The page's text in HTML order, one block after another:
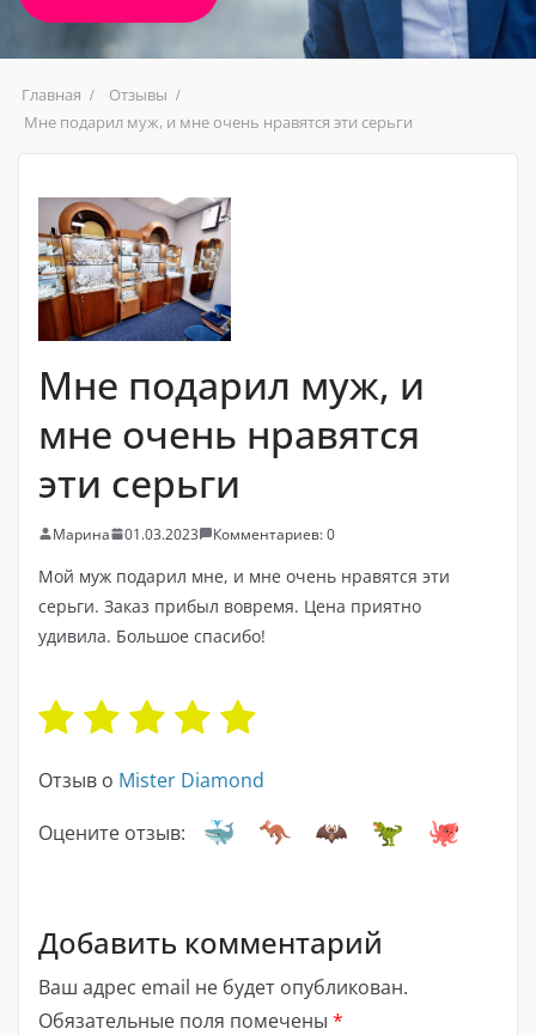
Главная
Отзывы
Мне подарил муж, и мне очень нравятся эти серьги
Мне подарил муж, и
мне очень нравятся
эти серьги
Марина 01.03.2023 Комментариев: 0
Мой муж подарил мне, и мне очень нравятся эти
серьги. Заказ прибыл вовремя. Цена приятно
удивила. Большое спасибо!
Отзыв о Mister Diamond
Оцените отзыв:
Добавить комментарий
Ваш адрес email не будет опубликован.
Обязательные поля помечены *